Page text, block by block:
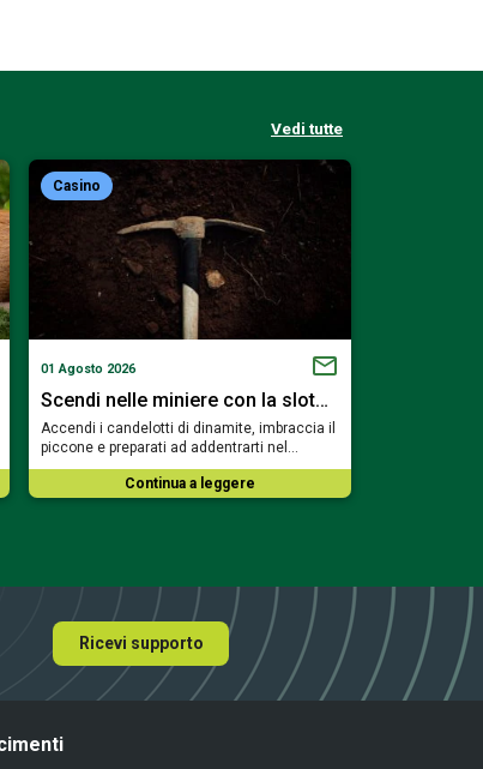
Vedi tutte
Casino
01 Agosto 2026
Scendi nelle miniere con la slot…
Accendi i candelotti di dinamite, imbraccia il
piccone e preparati ad addentrarti nel…
Continua a leggere
Ricevi supporto